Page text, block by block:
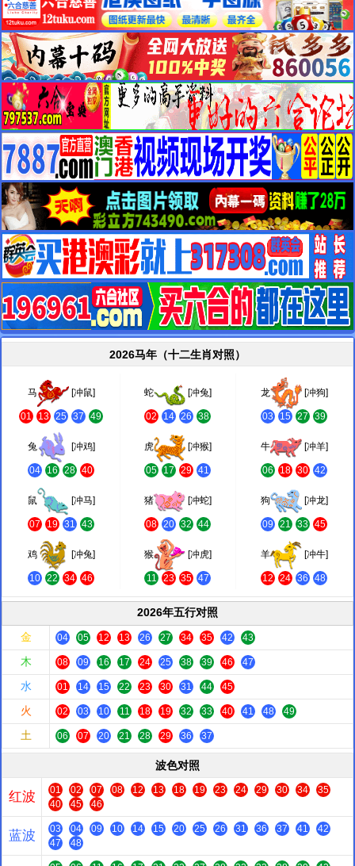
2026马年（十二生肖对照）
马 [冲鼠]
01 13 25 37 49
蛇 [冲兔]
02 14 26 38
龙 [冲狗]
03 15 27 39
兔 [冲鸡]
04 16 28 40
虎 [冲猴]
05 17 29 41
牛 [冲羊]
06 18 30 42
鼠 [冲马]
07 19 31 43
猪 [冲蛇]
08 20 32 44
狗 [冲龙]
09 21 33 45
鸡 [冲兔]
10 22 34 46
猴 [冲虎]
11 23 35 47
羊 [冲牛]
12 24 36 48
2026年五行对照
金
04 05 12 13 26 27 34 35 42 43
木 08 09 16 17 24 25 38 39 46 47
水 01 14 15 22 23 30 31 44 45
火 02 03 10 11 18 19 32 33 40 41 48 49
土 06 07 20 21 28 29 36 37
波色对照
红波 01 02 07 08 12 13 18 19 23 24 29 30 34
35
40
45 46
蓝波 03 04 09 10 14 15 20 25 26 31 36 37 41
42
47
48